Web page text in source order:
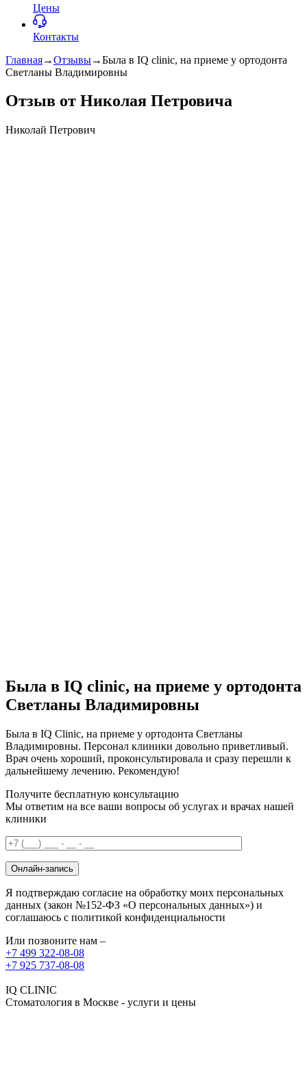
Цены
Контакты
Главная→Отзывы→Была в IQ clinic, на приеме у ортодонта
Светланы Владимировны
Отзыв от Николая Петровича
Николай Петрович
Была в IQ clinic, на приеме у ортодонта
Светланы Владимировны
Была в IQ Сlinic, на приеме у ортодонта Светланы
Владимировны. Персонал клиники довольно приветливый.
Врач очень хороший, проконсультировала и сразу перешли к
дальнейшему лечению. Рекомендую!
Получите бесплатную консультацию
Мы ответим на все ваши вопросы об услугах и врачах нашей
клиники
Онлайн-запись
Я подтверждаю согласие на обработку моих персональных
данных (закон №152-ФЗ «О персональных данных») и
соглашаюсь с политикой конфиденциальности
Или позвоните нам –
+7 499 322-08-08
+7 925 737-08-08
IQ CLINIC
Стоматология в Москве - услуги и цены